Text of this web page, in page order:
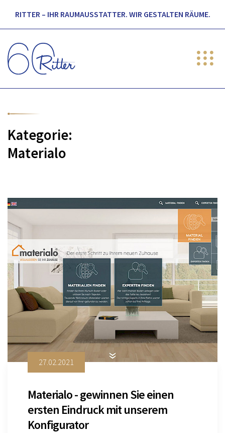
RITTER – IHR RAUMAUSSTATTER. WIR GESTALTEN RÄUME.
Kategorie:
Materialo
27.02.2021
Materialo - gewinnen Sie einen
ersten Eindruck mit unserem
Konfigurator